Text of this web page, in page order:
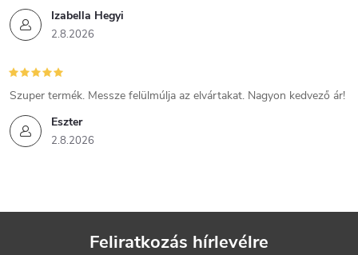
Izabella Hegyi
2.8.2026
Eszter
2.8.2026
Szuper termék. Messze felülmúlja az elvártakat. Nagyon kedvező ár!
Feliratkozás hírlevélre